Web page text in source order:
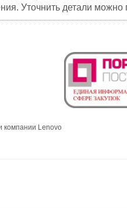
Уточнить детали
компании Lenovo